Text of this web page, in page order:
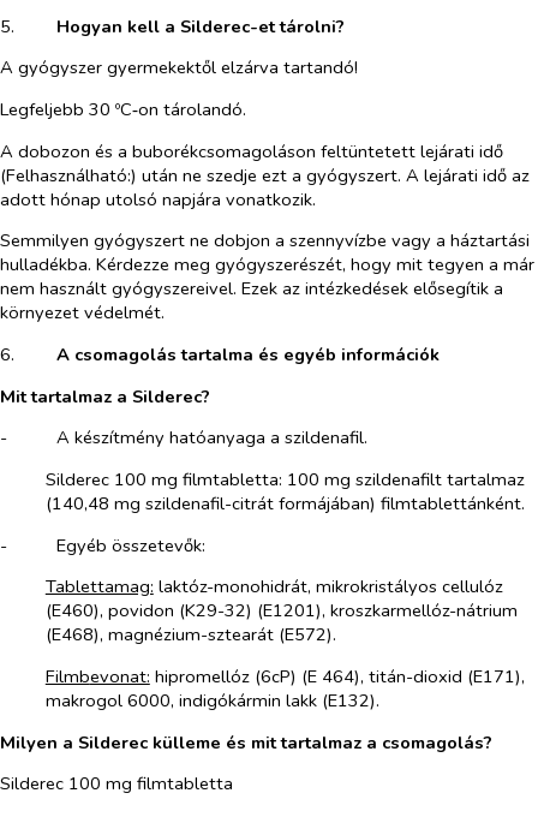
5.​
Hogyan kell a Silderec-et tárolni?
A gyógyszer gyermekektől elzárva tartandó!
Legfeljebb 30 ºC‑on tárolandó.
A dobozon és a buborékcsomagoláson feltüntetett lejárati idő
(Felhasználható:) után ne szedje ezt a gyógyszert. A lejárati idő az
adott hónap utolsó napjára vonatkozik.
Semmilyen gyógyszert ne dobjon a szennyvízbe vagy a háztartási
hulladékba. Kérdezze meg gyógyszerészét, hogy mit tegyen a már
nem használt gyógyszereivel. Ezek az intézkedések elősegítik a
környezet védelmét.
6.​
A csomagolás tartalma és egyéb információk
Mit tartalmaz a Silderec?
-​
A készítmény hatóanyaga a szildenafil.
Silderec 100 mg filmtabletta: 100 mg szildenafilt tartalmaz
(140,48 mg szildenafil-citrát formájában) filmtablettánként.
-​
Egyéb összetevők:
Tablettamag: laktóz-monohidrát, mikrokristályos cellulóz
(E460), povidon (K29-32) (E1201), kroszkarmellóz-nátrium
(E468), magnézium-sztearát (E572).
Filmbevonat: hipromellóz (6cP) (E 464), titán-dioxid (E171),
makrogol 6000, indigókármin lakk (E132).
Milyen a Silderec külleme és mit tartalmaz a csomagolás?
Silderec 100 mg filmtabletta